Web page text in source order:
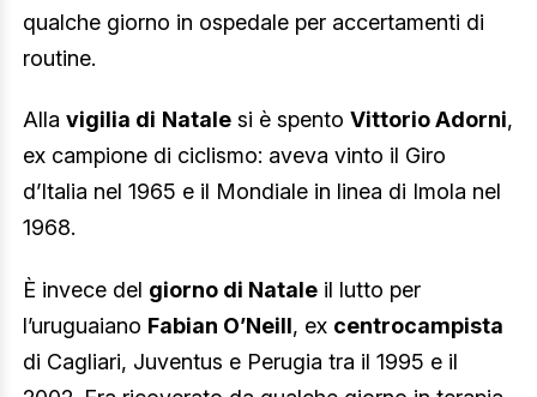
qualche giorno in ospedale per accertamenti di
routine.
Alla vigilia di Natale si è spento Vittorio Adorni,
ex campione di ciclismo: aveva vinto il Giro
d’Italia nel 1965 e il Mondiale in linea di Imola nel
1968.
È invece del giorno di Natale il lutto per
l’uruguaiano Fabian O’Neill, ex centrocampista
di Cagliari, Juventus e Perugia tra il 1995 e il